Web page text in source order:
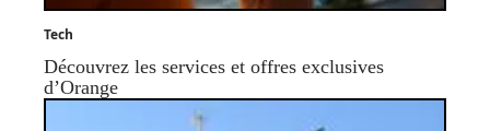
Tech
Découvrez les services et offres exclusives
d’Orange